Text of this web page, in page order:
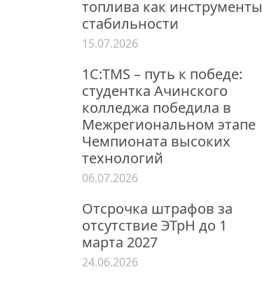
топлива как инструменты
стабильности
15.07.2026
1С:TMS – путь к победе:
студентка Ачинского
колледжа победила в
Межрегиональном этапе
Чемпионата высоких
технологий
06.07.2026
Отсрочка штрафов за
отсутствие ЭТрН до 1
марта 2027
24.06.2026